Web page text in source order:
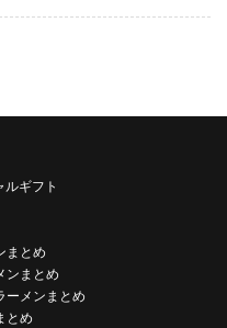
ルギフト
まとめ
ンまとめ
ーメンまとめ
とめ